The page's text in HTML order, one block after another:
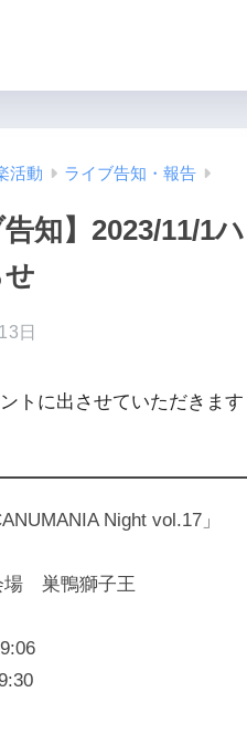
活動 ライブ告知・報告
告知】2023/11/1
日
トに出させていただきま
Night vol.17」
場 巣鴨獅子王